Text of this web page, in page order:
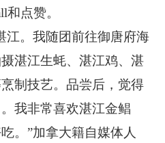
和点赞。
。我随团前往御唐府海
湛江生蚝、湛江鸡、湛
制技艺。品尝后，觉得
我非常喜欢湛江金鲳
。”加拿大籍自媒体人